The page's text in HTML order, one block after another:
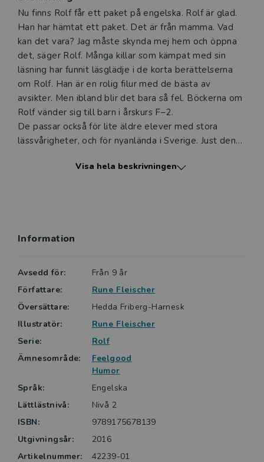
Beskrivning
Nu finns Rolf får ett paket på engelska. Rolf är glad.
Han har hämtat ett paket. Det är från mamma. Vad
kan det vara? Jag måste skynda mej hem och öppna
det, säger Rolf. Många killar som kämpat med sin
läsning har funnit läsglädje i de korta berättelserna
om Rolf. Han är en rolig filur med de bästa av
avsikter. Men ibland blir det bara så fel. Böckerna om
Rolf vänder sig till barn i årskurs F–2.
De passar också för lite äldre elever med stora
lässvårigheter, och för nyanlända i Sverige. Just denna
somaliska och tigrinska.Visa hela beskrivningen
Information
Avsedd för:
Från 9 år
Författare:
Rune Fleischer
Översättare:
Hedda Friberg-Harnesk
Illustratör:
Rune Fleischer
Serie:
Rolf
Ämnesområde:
Feelgood
Humor
Språk:
Engelska
Lättlästnivå:
Nivå 2
ISBN:
9789175678139
Utgivningsår:
2016
Artikelnummer:
42239-01